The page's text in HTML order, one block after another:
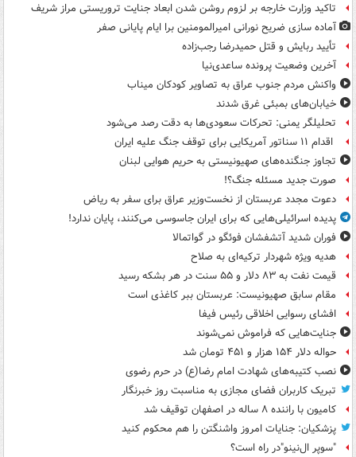
تاکید وزارت خارجه بر لزوم روشن شدن ابعاد جنایت تروریستی مراز شریف
آماده سازی ضریح نورانی امیرالمومنین برا ایام پایانی صفر
تأیید ربایش و قتل حمیدرضا رجب‌زاده
آخرین وضعیت پرونده ساعدی‌نیا
واکنش مردم جنوب عراق به تصاویر کودکان میناب
خیابان‌های بمبئی غرق شدند
تحلیلگر یمنی: تحرکات سعودی‌ها به دقت رصد می‌شود
اقدام ۱۱ سناتور آمریکایی برای توقف جنگ علیه ایران
تجاوز جنگنده‌های صهیونیستی به حریم هوایی لبنان
صورت جدید مسئله جنگ؟!
دعوت مجدد عربستان از نخست‌وزیر عراق برای سفر به ریاض
پدیده اسرائیلی‌هایی که برای ایران جاسوسی می‌کنند، پایان ندارد!
فوران شدید آتشفشان فوئگو در گواتمالا
هدیه ویژه شهردار ترکیه‌ای به صلاح
قیمت نفت به ۸۳ دلار و ۵۵ سنت در هر بشکه رسید
مقام سابق صهیونیست: عربستان ببر کاغذی است
افشای رسوایی اخلاقی رئیس فیفا
جنایت‌هایی که فراموش نمی‌شوند
حواله دلار ۱۵۴ هزار و ۴۵۱ تومان شد
نصب کتیبه‌های شهادت امام رضا(ع) در حرم رضوی
تبریک کاربران فضای مجازی به مناسبت روز خبرنگار
کامیون با راننده ۸ ساله در اصفهان توقیف شد
پزشکیان: جنایات امروز واشنگتن را هم محکوم کنید
"سوپر ال‌نینو"در راه است؟